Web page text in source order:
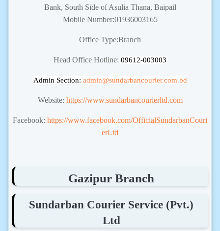
Bank, South Side of Asulia Thana, Baipail
Mobile Number:01936003165
Office Type:Branch
Head Office Hotline: 09612-003003
Admin Section: admin@sundarbancourier.com.bd
Website: https://www.sundarbancourierltd.com
Facebook: https://www.facebook.com/OfficialSundarbanCouri
erLtd
Gazipur Branch
Sundarban Courier Service (Pvt.)
Ltd